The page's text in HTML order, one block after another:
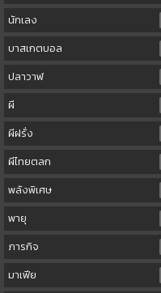
นักเลง
บาสเกตบอล
ปลาวาฬ
ผี
ผีฝรั่ง
ผีไทยตลก
พลังพิเศษ
พายุ
ภารกิจ
มาเฟีย